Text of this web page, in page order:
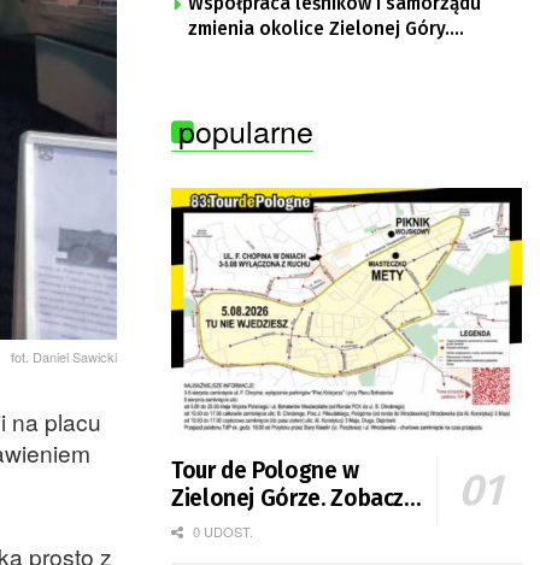
fot. Daniel Sawicki
na placu
prosto z
zmienia okolice Zielonej Góry.
popularne
Tour de Pologne w
Zielonej Górze. Zobacz
zmiany w organizacji
0 UDOST.